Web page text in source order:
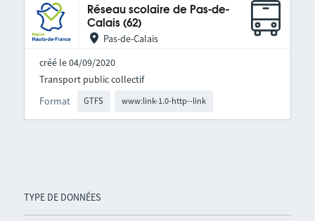
TYPE DE DONNÉES
Réseau scolaire de Pas-de-
Calais (62)
Pas-de-Calais
créé le 04/09/2020
Format GTFS www:link-1.0-http--link
Transport public collectif